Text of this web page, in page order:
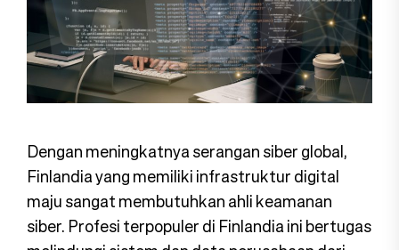
Dengan meningkatnya serangan siber global,
Finlandia yang memiliki infrastruktur digital
maju sangat membutuhkan ahli keamanan
siber. Profesi terpopuler di Finlandia ini bertugas